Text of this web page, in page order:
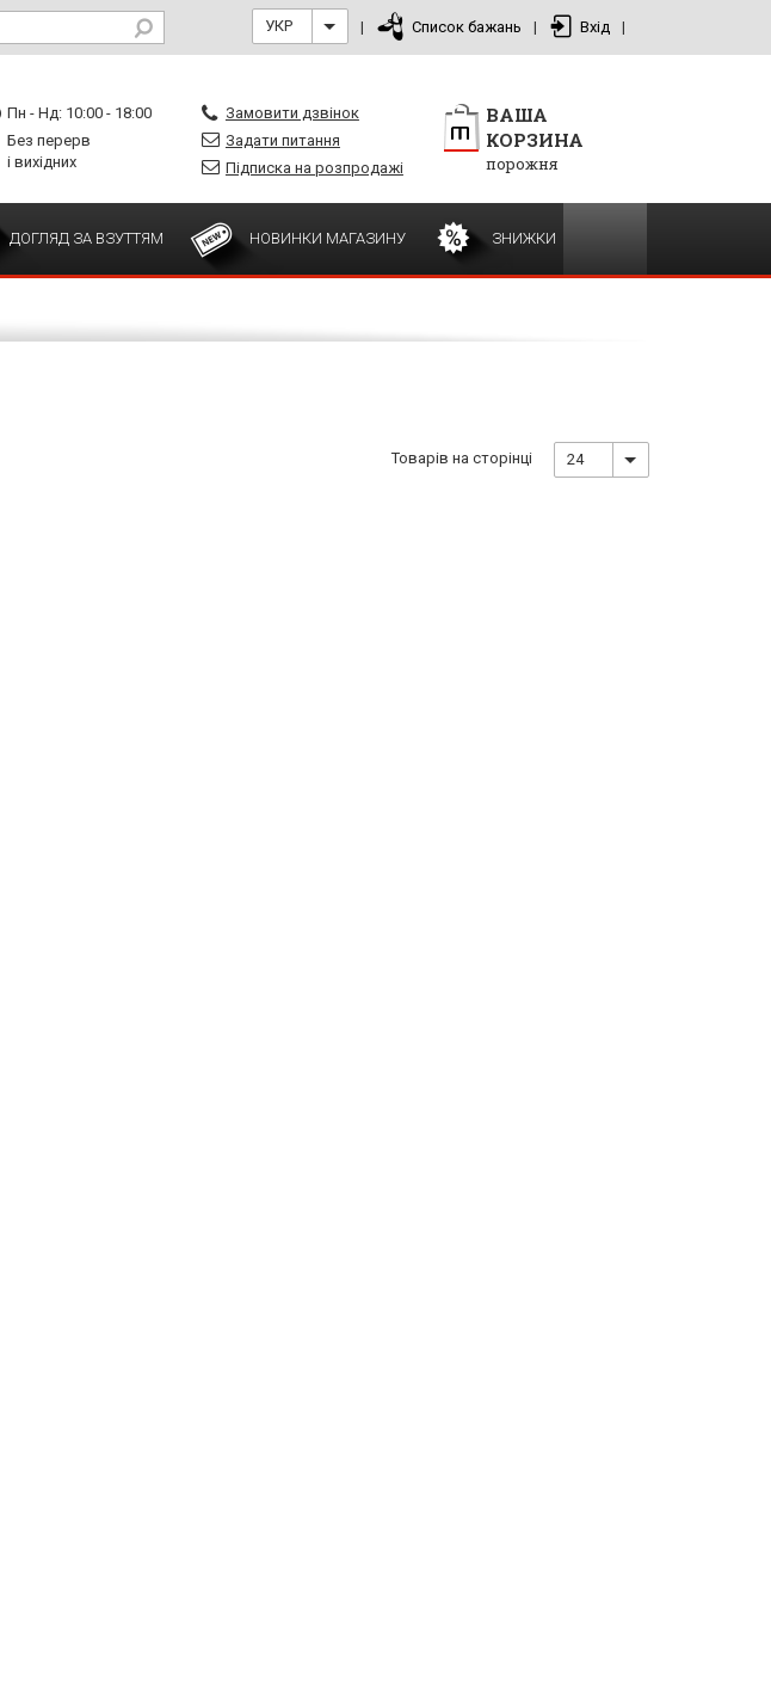
УКР | Список бажань | Вхід |
Пн - Нд: 10:00 - 18:00
Без перерв
і вихідних
Замовити дзвінок
Задати питання
Підписка на розпродажі
ВАША
КОРЗИНА
порожня
ДОГЛЯД ЗА ВЗУТТЯМ НОВИНКИ МАГАЗИНУ ЗНИЖКИ
Товарів на сторінці 24